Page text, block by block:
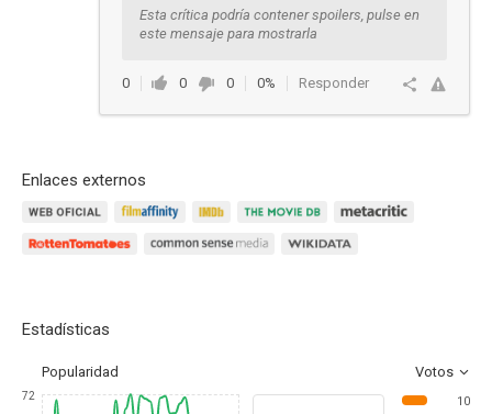
Esta crítica podría contener spoilers, pulse en
este mensaje para mostrarla
0 0 0 0% Responder
Enlaces externos
Estadísticas
Popularidad Votos
72
10